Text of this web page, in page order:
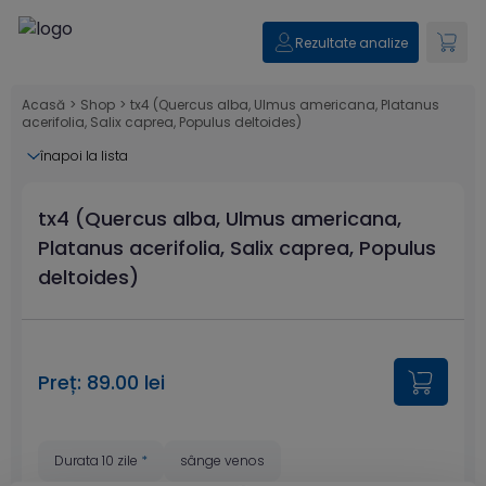
Rezultate analize
Acasă > Shop > tx4 (Quercus alba, Ulmus americana, Platanus
acerifolia, Salix caprea, Populus deltoides)
înapoi la lista
tx4 (Quercus alba, Ulmus americana,
Platanus acerifolia, Salix caprea, Populus
deltoides)
Preț: 89.00 lei
Durata 10 zile * sânge venos